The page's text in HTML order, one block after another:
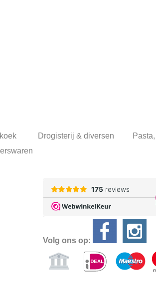
Drogisterij & diversen
Volg ons op: